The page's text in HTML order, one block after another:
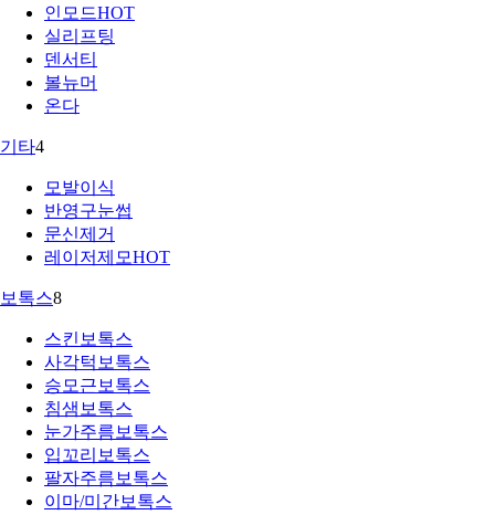
인모드HOT
실리프팅
덴서티
볼뉴머
온다
기타4
모발이식
반영구눈썹
문신제거
레이저제모HOT
보톡스8
스킨보톡스
사각턱보톡스
승모근보톡스
침샘보톡스
눈가주름보톡스
입꼬리보톡스
팔자주름보톡스
이마/미간보톡스